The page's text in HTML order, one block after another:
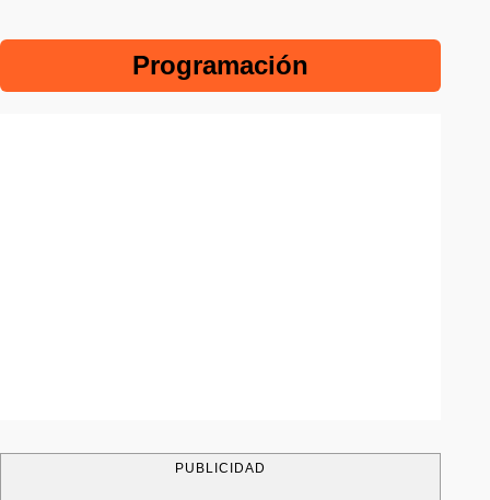
Programación
PUBLICIDAD